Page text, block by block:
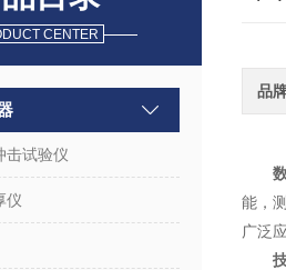
CENTER
击试验仪
仪
品
能，
广泛